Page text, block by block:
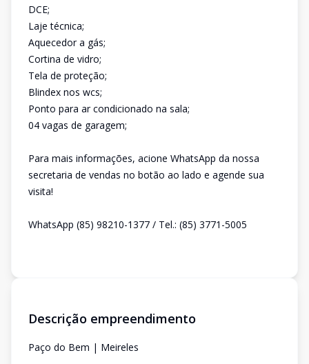
DCE;
Laje técnica;
Aquecedor a gás;
Cortina de vidro;
Tela de proteção;
Blindex nos wcs;
Ponto para ar condicionado na sala;
04 vagas de garagem;
Para mais informações, acione WhatsApp da nossa
secretaria de vendas no botão ao lado e agende sua
visita!
WhatsApp (85) 98210-1377 / Tel.: (85) 3771-5005
Descrição empreendimento
Paço do Bem | Meireles